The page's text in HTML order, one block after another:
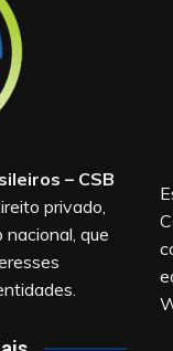
– CSB
privado,
que